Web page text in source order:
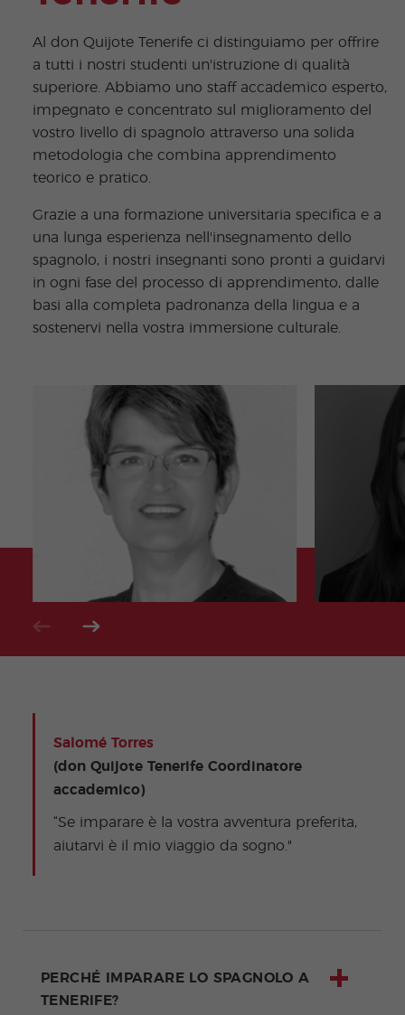
Al don Quijote Tenerife ci distinguiamo per offrire
a tutti i nostri studenti un'istruzione di qualità
superiore. Abbiamo uno staff accademico esperto,
impegnato e concentrato sul miglioramento del
vostro livello di spagnolo attraverso una solida
metodologia che combina apprendimento
teorico e pratico.
Grazie a una formazione universitaria specifica e a
una lunga esperienza nell'insegnamento dello
spagnolo, i nostri insegnanti sono pronti a guidarvi
in ogni fase del processo di apprendimento, dalle
basi alla completa padronanza della lingua e a
sostenervi nella vostra immersione culturale.
Salomé Torres
(don Quijote Tenerife Coordinatore
accademico)
“Se imparare è la vostra avventura preferita,
aiutarvi è il mio viaggio da sogno."
PERCHÉ IMPARARE LO SPAGNOLO A
TENERIFE?